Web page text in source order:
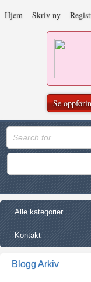
Hjem Skriv ny
Se
Alle kategorier
Kontakt
Blogg Arkiv